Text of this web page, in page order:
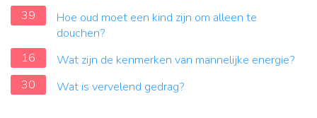
39
Hoe oud moet een kind zijn om alleen te
douchen?
16
Wat zijn de kenmerken van mannelijke energie?
30
Wat is vervelend gedrag?